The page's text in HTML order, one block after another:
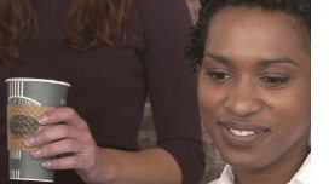
© Bedrijfsnaam
- Maak eengratis website